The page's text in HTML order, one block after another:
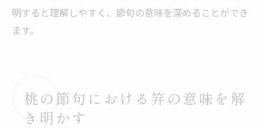
明すると理解しやすく、節句の意味を深めることができ
ます。
桃の節句における笄の意味を解
き明かす